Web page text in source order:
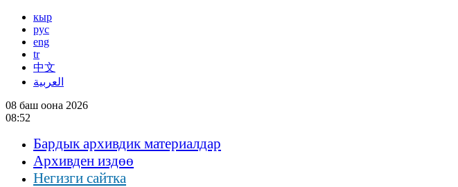
кыр
рус
eng
tr
中文
العربية
08 баш оона 2026
08:52
Бардык архивдик материалдар
Архивден издөө
Негизги сайтка